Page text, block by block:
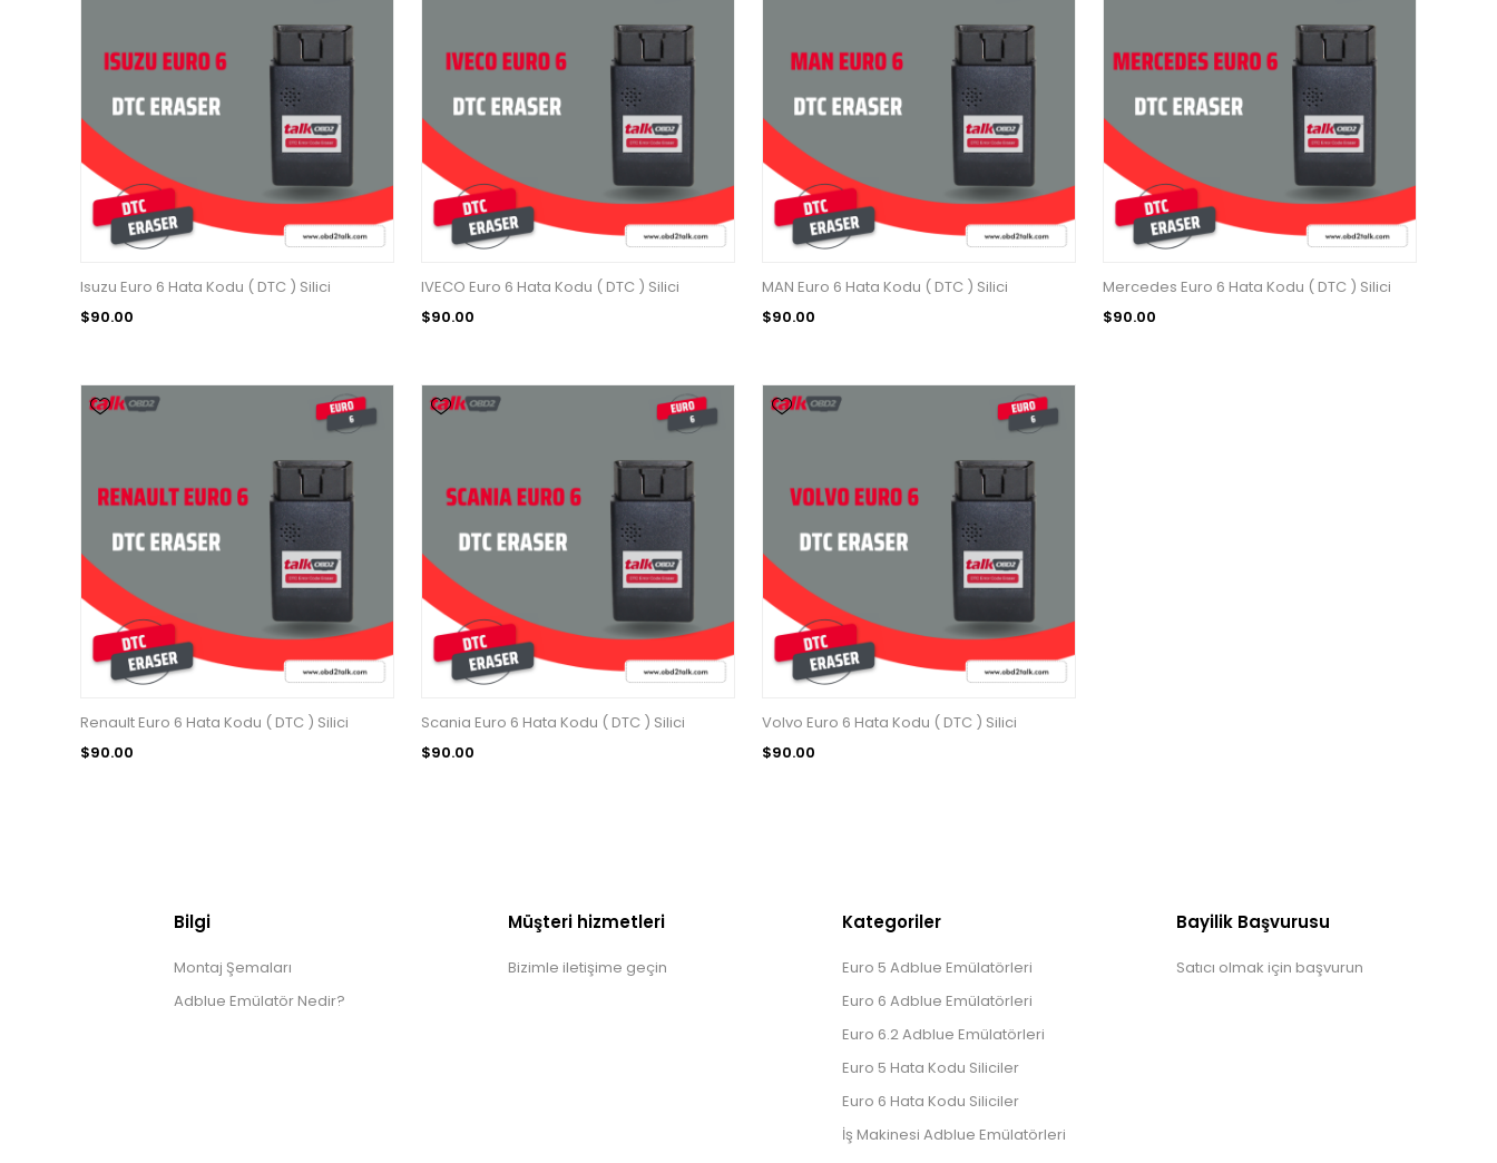
Isuzu Euro 6 Hata Kodu ( DTC ) Silici
$90.00
IVECO Euro 6 Hata Kodu ( DTC ) Silici
$90.00
MAN Euro 6 Hata Kodu ( DTC ) Silici
$90.00
Mercedes Euro 6 Hata Kodu ( DTC ) Silici
$90.00
Renault Euro 6 Hata Kodu ( DTC ) Silici
$90.00
Scania Euro 6 Hata Kodu ( DTC ) Silici
$90.00
Volvo Euro 6 Hata Kodu ( DTC ) Silici
$90.00
Bilgi
Montaj Şemaları
Adblue Emülatör Nedir?
Müşteri hizmetleri
Bizimle iletişime geçin
Kategoriler
Euro 5 Adblue Emülatörleri
Euro 6 Adblue Emülatörleri
Euro 6.2 Adblue Emülatörleri
Euro 5 Hata Kodu Siliciler
Euro 6 Hata Kodu Siliciler
İş Makinesi Adblue Emülatörleri
Bayilik Başvurusu
Satıcı olmak için başvurun